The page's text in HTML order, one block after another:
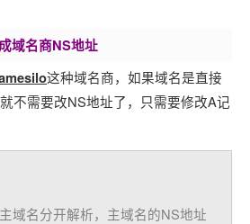
域名商NS地址
这种域名商，如果域名是直接
不需要改NS地址了，只需要修改A记
域名分开解析，主域名的NS地址